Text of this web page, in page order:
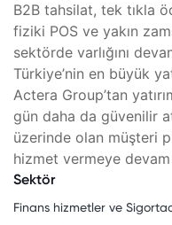
B2B tahsilat, tek tıkla
fiziki POS ve yakın
sektörde varlığını
Türkiye’nin en büyük
Actera Group’tan
gün daha da güvenilir
üzerinde olan müşteri
hizmet vermeye
Sektör
Finans hizmetler ve